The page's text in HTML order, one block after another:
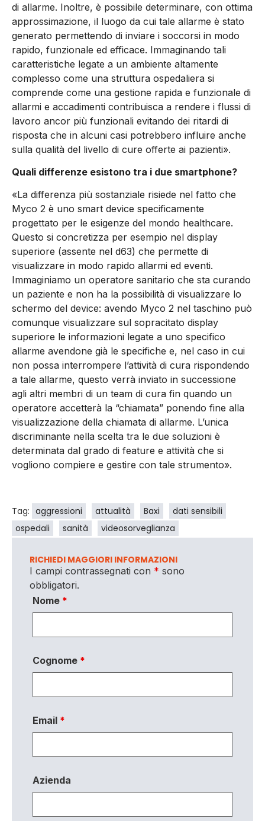
di allarme. Inoltre, è possibile determinare, con ottima
approssimazione, il luogo da cui tale allarme è stato
generato permettendo di inviare i soccorsi in modo
rapido, funzionale ed efficace. Immaginando tali
caratteristiche legate a un ambiente altamente
complesso come una struttura ospedaliera si
comprende come una gestione rapida e funzionale di
allarmi e accadimenti contribuisca a rendere i flussi di
lavoro ancor più funzionali evitando dei ritardi di
risposta che in alcuni casi potrebbero influire anche
sulla qualità del livello di cure offerte ai pazienti».
Quali differenze esistono tra i due smartphone?
«La differenza più sostanziale risiede nel fatto che
Myco 2 è uno smart device specificamente
progettato per le esigenze del mondo healthcare.
Questo si concretizza per esempio nel display
superiore (assente nel d63) che permette di
visualizzare in modo rapido allarmi ed eventi.
Immaginiamo un operatore sanitario che sta curando
un paziente e non ha la possibilità di visualizzare lo
schermo del device: avendo Myco 2 nel taschino può
comunque visualizzare sul sopracitato display
superiore le informazioni legate a uno specifico
allarme avendone già le specifiche e, nel caso in cui
non possa interrompere l’attività di cura rispondendo
a tale allarme, questo verrà inviato in successione
agli altri membri di un team di cura fin quando un
operatore accetterà la “chiamata” ponendo fine alla
visualizzazione della chiamata di allarme. L’unica
discriminante nella scelta tra le due soluzioni è
determinata dal grado di feature e attività che si
vogliono compiere e gestire con tale strumento».
Tag: aggressioni attualità Baxi
dati sensibili
ospedali
sanità videosorveglianza
RICHIEDI MAGGIORI INFORMAZIONI
I campi contrassegnati con * sono
obbligatori.
Nome *
Cognome *
Email *
Azienda